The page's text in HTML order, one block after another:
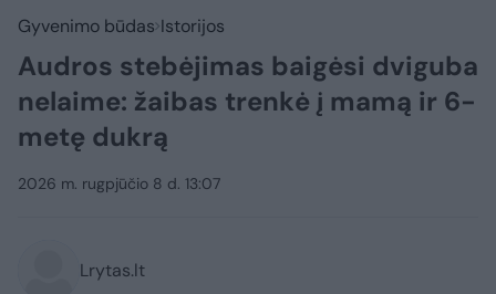
Gyvenimo būdas Istorijos
Audros stebėjimas baigėsi dviguba
nelaime: žaibas trenkė į mamą ir 6-
metę dukrą
2026 m. rugpjūčio 8 d. 13:07
Lrytas.lt